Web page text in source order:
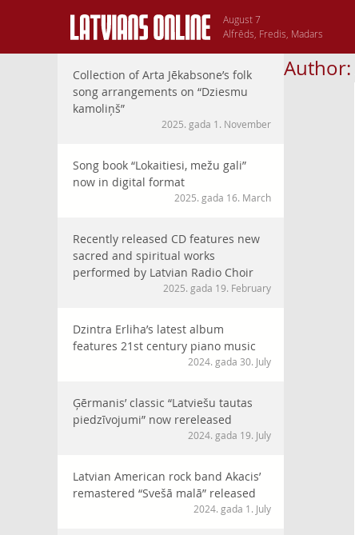
August 7
Alfrēds, Fredis, Madars
Author:
Collection of Arta Jēkabsone’s folk
song arrangements on “Dziesmu
kamoliņš”
2025. gada 1. November
Song book “Lokaitiesi, mežu gali”
now in digital format
2025. gada 16. March
Recently released CD features new
sacred and spiritual works
performed by Latvian Radio Choir
2025. gada 19. February
Dzintra Erliha’s latest album
features 21st century piano music
2024. gada 30. July
Ģērmanis’ classic “Latviešu tautas
piedzīvojumi” now rereleased
2024. gada 19. July
Latvian American rock band Akacis’
remastered “Svešā malā” released
2024. gada 1. July